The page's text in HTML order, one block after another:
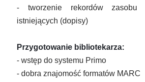
- tworzenie rekordów zasobu
istniejących (dopisy)
Przygotowanie bibliotekarza:
- wstęp do systemu Primo
- dobra znajomość formatów MARC